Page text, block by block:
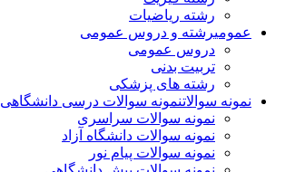
رشته ریاضیات
عمومیرشته و دروس عمومی
دروس عمومی
تربیت بدنی
رشته های پزشکی
نمونه سوالاتنمونه سوالات درسی دانشگاهی
نمونه سوالات سراسری
نمونه سوالات دانشگاه آزاد
نمونه سوالات پیام نور